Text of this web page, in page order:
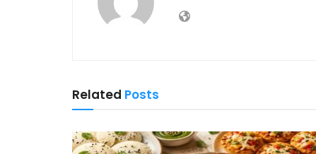
Related Posts